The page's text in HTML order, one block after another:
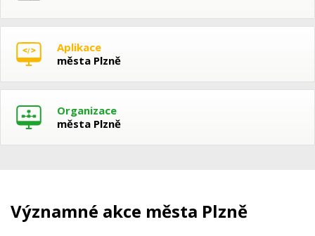
Aplikace
města Plzně
Organizace
města Plzně
Významné akce města Plzně